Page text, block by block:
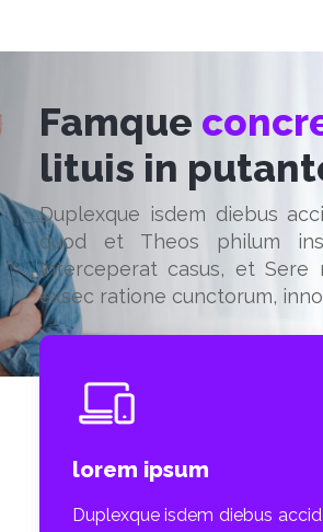
Famque
lituis in
Duplexque isdem diebus
quod et Theos philum
interceperat casus, et Sere
exsec ratione cunctorum,
lorem ipsum
Duplexque isdem diebus